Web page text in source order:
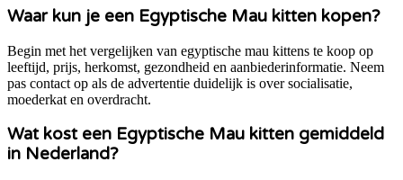
Waar kun je een Egyptische Mau kitten kopen?
Begin met het vergelijken van egyptische mau kittens te koop op
leeftijd, prijs, herkomst, gezondheid en aanbiederinformatie. Neem
pas contact op als de advertentie duidelijk is over socialisatie,
moederkat en overdracht.
Wat kost een Egyptische Mau kitten gemiddeld
in Nederland?